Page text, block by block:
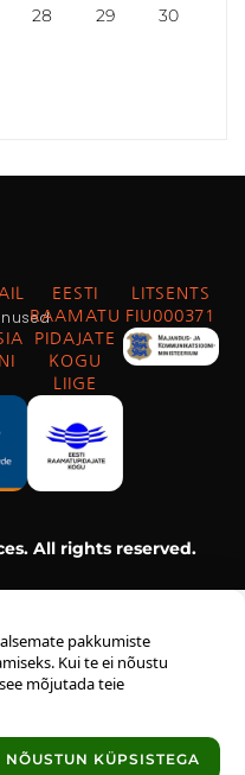
pakkumiste
Kui te ei nõustu
mõjutada teie
NÕUSTUN KÜPSISTEGA
28 29 30
EESTI
RAAMATU
PIDAJATE
KOGU
LIIGE
LITSENTS
FIU000371
All rights reserved.